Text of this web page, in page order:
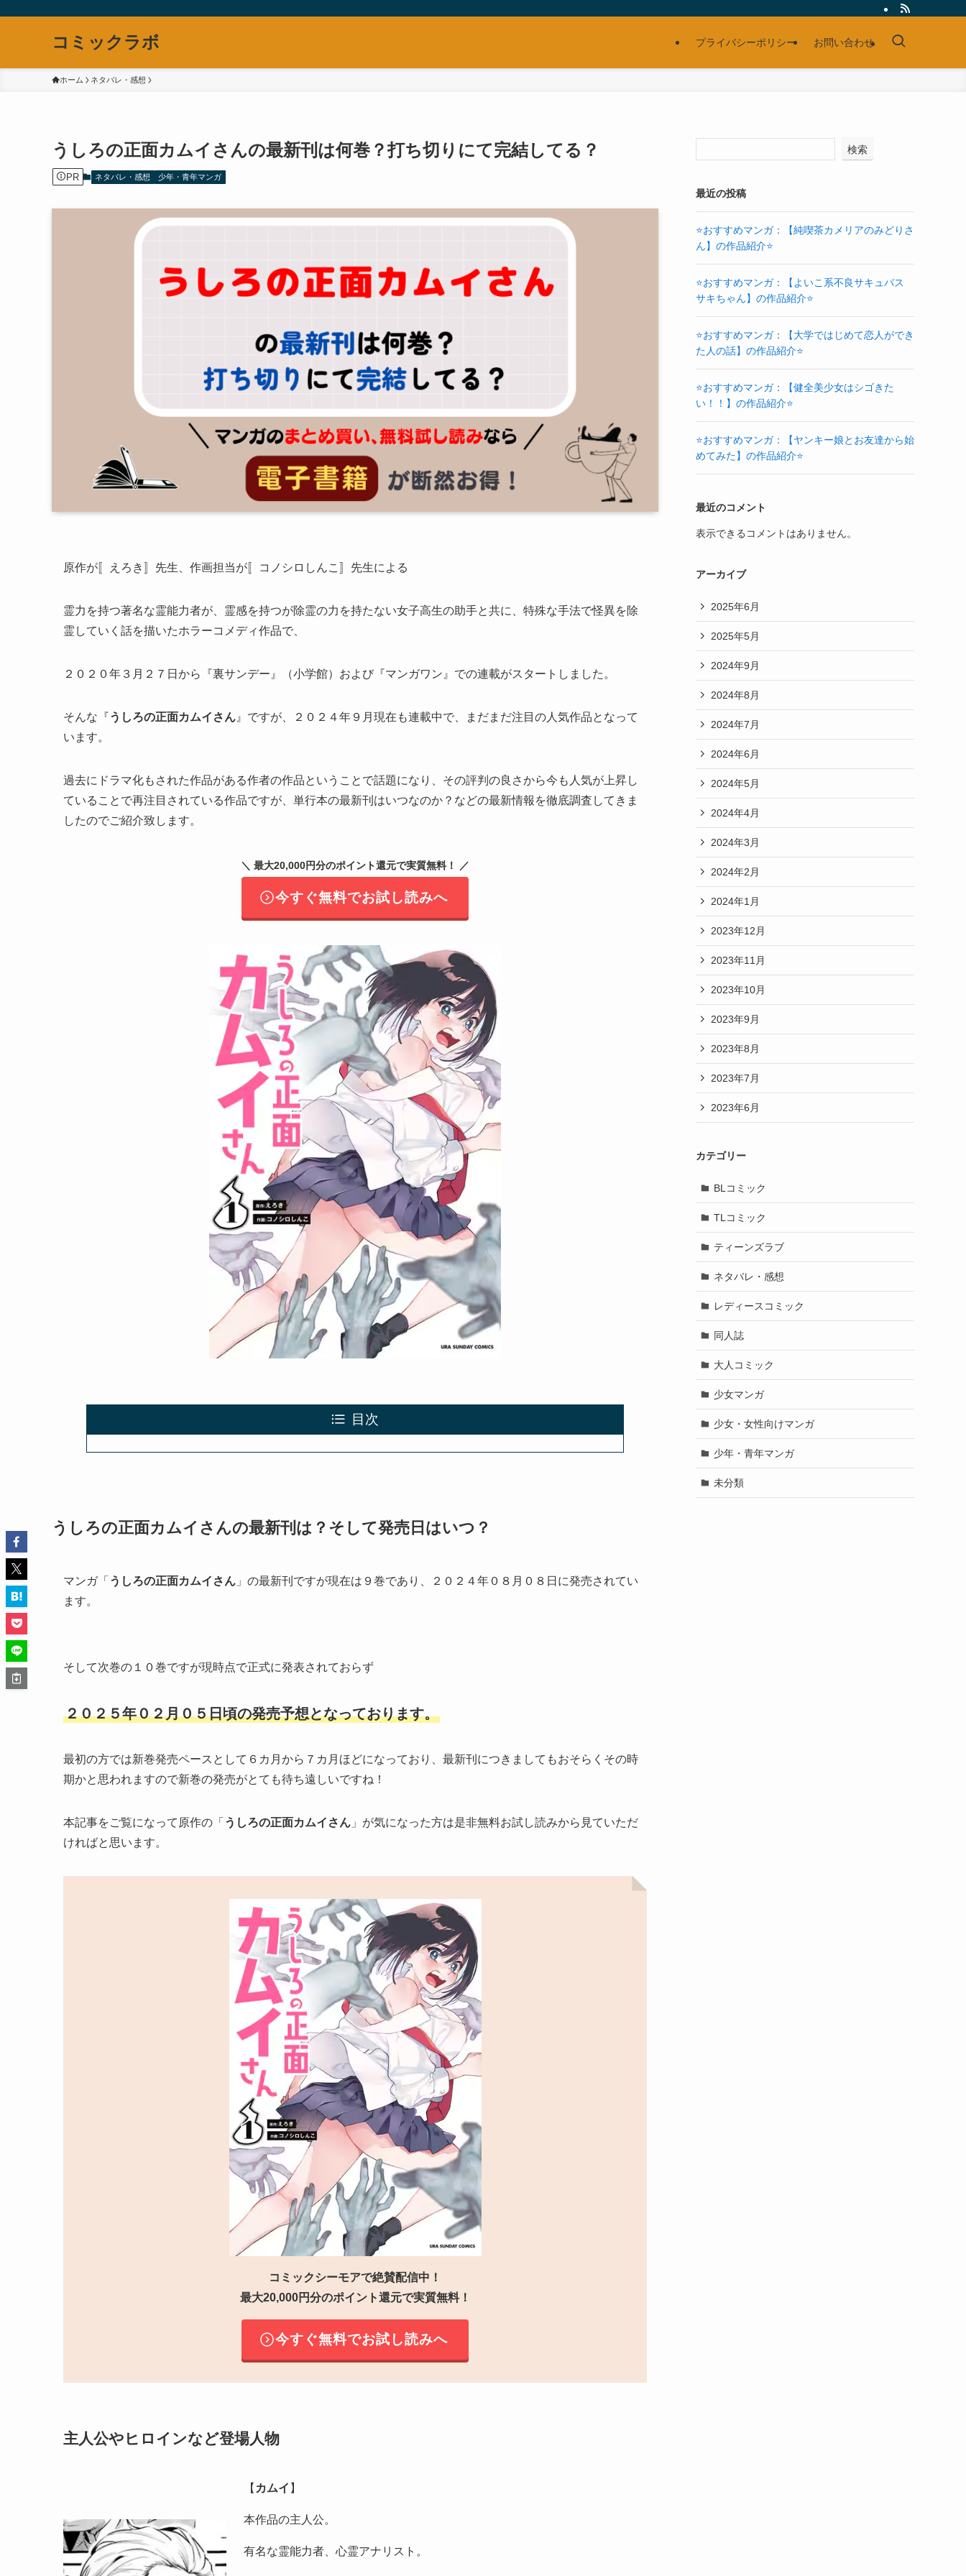
コミックラボ プライバシーポリシー お問い合わせ
ホーム ネタバレ・感想
うしろの正面カムイさんの最新刊は何巻？打ち切りにて完結してる？
PR ネタバレ・感想 少年・青年マンガ
原作が〚えろき〛先生、作画担当が〚コノシロしんこ〛先生による
霊力を持つ著名な霊能力者が、霊感を持つが除霊の力を持たない女子高生の助手と共に、特殊な手法で怪異を除
霊していく話を描いたホラーコメディ作品で、
２０２０年３月２７日から『裏サンデー』（小学館）および『マンガワン』での連載がスタートしました。
そんな『うしろの正面カムイさん 』ですが、２０２４年９月現在も連載中で、まだまだ注目の人気作品となって
います。
過去にドラマ化もされた作品がある作者の作品ということで話題になり、その評判の良さから今も人気が上昇し
ていることで再注目されている作品ですが、単行本の最新刊はいつなのか？などの最新情報を徹底調査してきま
したのでご紹介致します。
＼ 最大20,000円分のポイント還元で実質無料！ ／
今すぐ無料でお試し読みへ
目次
うしろの正面カムイさんの最新刊は？そして発売日はいつ？
マンガ「 うしろの正面カムイさん 」の最新刊ですが現在は９巻であり、２０２４年０８月０８日に発売されてい
ます。
そして次巻の１０巻ですが現時点で正式に発表されておらず
２０２５年０２月０５日頃の発売予想となっております。
最初の方では新巻発売ペースとして６カ月から７カ月ほどになっており、最新刊につきましてもおそらくその時
期かと思われますので新巻の発売がとても待ち遠しいですね！
本記事をご覧になって原作の「 うしろの正面カムイさん 」が気になった方は是非無料お試し読みから見ていただ
ければと思います。
コミックシーモアで絶賛配信中！
最大20,000円分のポイント還元で実質無料！
今すぐ無料でお試し読みへ
主人公やヒロインなど登場人物
【 カムイ 】
本作品の主人公。
有名な霊能力者、心霊アナリスト。
検索
最近の投稿
⭐おすすめマンガ：【純喫茶カメリアのみどりさ
ん】の作品紹介⭐
⭐おすすめマンガ：【よいこ系不良サキュバス
サキちゃん】の作品紹介⭐
⭐おすすめマンガ：【大学ではじめて恋人ができ
た人の話】の作品紹介⭐
⭐おすすめマンガ：【健全美少女はシゴきた
い！！】の作品紹介⭐
⭐おすすめマンガ：【ヤンキー娘とお友達から始
めてみた】の作品紹介⭐
最近のコメント
表示できるコメントはありません。
アーカイブ
2025年6月
2025年5月
2024年9月
2024年8月
2024年7月
2024年6月
2024年5月
2024年4月
2024年3月
2024年2月
2024年1月
2023年12月
2023年11月
2023年10月
2023年9月
2023年8月
2023年7月
2023年6月
カテゴリー
BLコミック
TLコミック
ティーンズラブ
ネタバレ・感想
レディースコミック
同人誌
大人コミック
少女マンガ
少女・女性向けマンガ
少年・青年マンガ
未分類